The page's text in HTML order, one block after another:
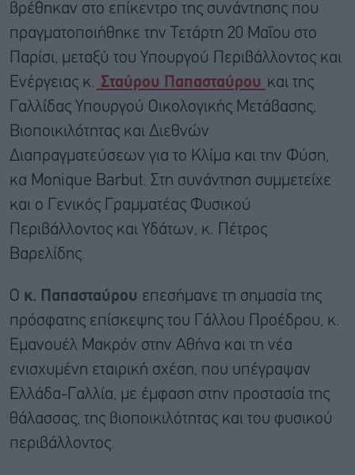
βρέθηκαν στο επίκεντρο της συνάντησης που
πραγματοποιήθηκε την Τετάρτη 20 Μαΐου στο
Παρίσι, μεταξύ του Υπουργού Περιβάλλοντος και
Ενέργειας κ. Σταύρου Παπασταύρου και της
Γαλλίδας Υπουργού Οικολογικής Μετάβασης,
Βιοποικιλότητας και Διεθνών
Διαπραγματεύσεων για το Κλίμα και την Φύση,
κα Monique Barbut. Στη συνάντηση συμμετείχε
και ο Γενικός Γραμματέας Φυσικού
Περιβάλλοντος και Υδάτων, κ. Πέτρος
Βαρελίδης.
Ο κ. Παπασταύρου επεσήμανε τη σημασία της
πρόσφατης επίσκεψης του Γάλλου Προέδρου, κ.
Εμανουέλ Μακρόν στην Αθήνα και τη νέα
ενισχυμένη εταιρική σχέση, που υπέγραψαν
Ελλάδα-Γαλλία, με έμφαση στην προστασία της
θάλασσας, της βιοποικιλότητας και του φυσικού
περιβάλλοντος.